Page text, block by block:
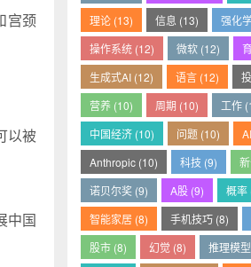
宫颈
以被
中国
理论 (13)
信息 (13) 强化
操作系统 (12)
微软 (12)
生成式AI (12)
语言 (12)
营养 (10)
周期 (10) 工作
中国经济 (10)
问题 (10)
Anthropic (10)
科技 (9)
诺贝尔奖 (9)
A股 (9) 概率
智能家居 (8)
手机技巧 (8)
股市 (8)
幻觉 (8) 推理模